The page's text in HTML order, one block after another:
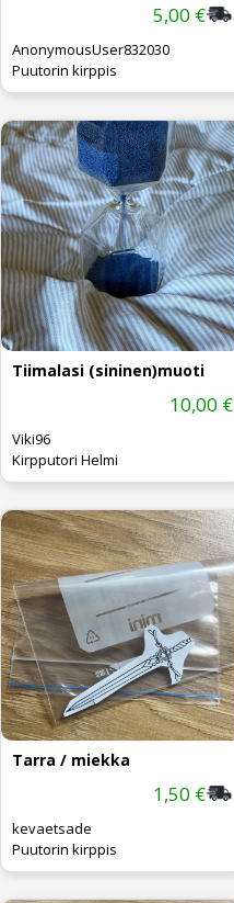
5,00 €
AnonymousUser832030
Puutorin kirppis
Tiimalasi (sininen)muoti
10,00 €
Viki96
Kirpputori Helmi
Tarra / miekka
1,50 €
kevaetsade
Puutorin kirppis